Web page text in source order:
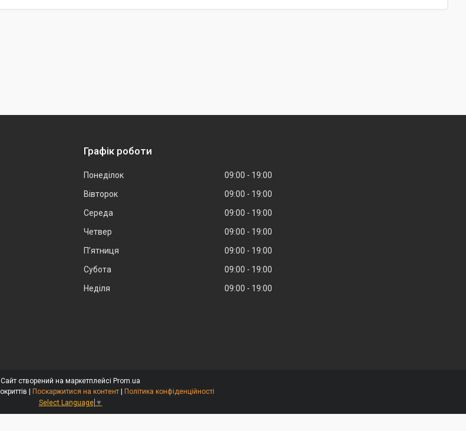
Графік роботи
Понеділок 09:00
19:00
Вівторок
09:00
19:00
Середа
09:00
19:00
Четвер
09:00
19:00
Пʼятниця
09:00
19:00
Субота
09:00
19:00
Неділя
09:00 19:00
Сайт створений на маркетплейсі Prom.ua
Поскаржитися на контент
Політика конфіденційності
Select Language ▼